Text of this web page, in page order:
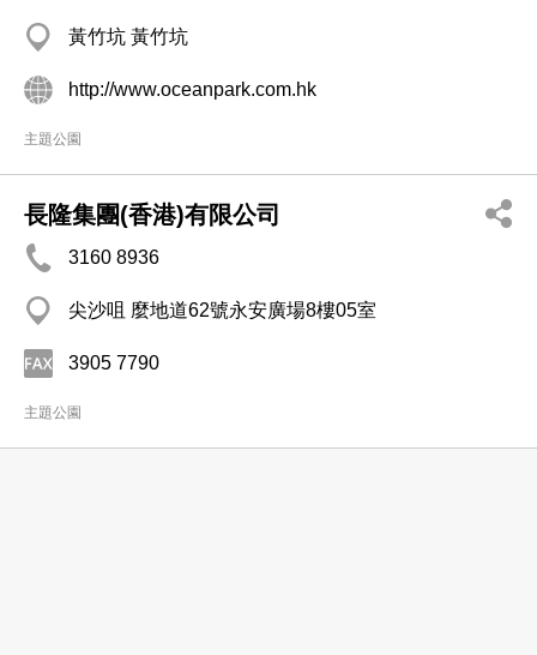
黃竹坑 黃竹坑
http://www.oceanpark.com.hk
主題公園
長隆集團(香港)有限公司
3160 8936
尖沙咀 麼地道62號永安廣場8樓05室
3905 7790
主題公園